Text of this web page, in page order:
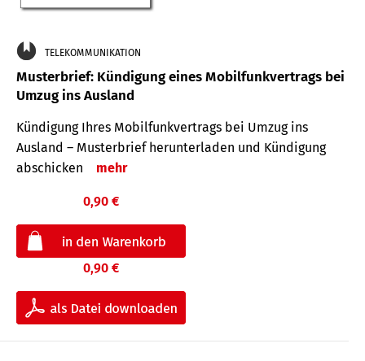
TELEKOMMUNIKATION
Musterbrief: Kündigung eines Mobilfunkvertrags bei
Umzug ins Ausland
Kündigung Ihres Mobilfunkvertrags bei Umzug ins
Ausland – Musterbrief herunterladen und Kündigung
abschicken
mehr
0,90 €
0,90 €